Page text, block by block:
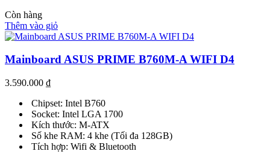
Còn hàng
Thêm vào giỏ
Mainboard ASUS PRIME B760M-A WIFI D4
3.590.000 ₫
Chipset: Intel B760
Socket: Intel LGA 1700
Kích thước: M-ATX
Số khe RAM: 4 khe (Tối đa 128GB)
Tích hợp: Wifi & Bluetooth